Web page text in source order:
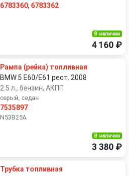
6783360, 6783362
В наличии
4 160 ₽
Рампа (рейка) топливная
BMW 5 E60/E61 рест. 2008
2.5 л., бензин, АКПП
серый, седан
7535897
N53B25A
В наличии
3 380 ₽
Трубка топливная